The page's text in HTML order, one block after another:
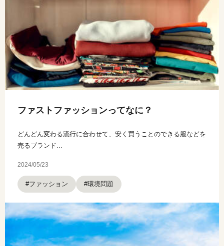
ファストファッションってなに？
どんどん変わる流行に合わせて、安く買うことのできる服などを
売るブランド...
2024/05/23
#ファッション #環境問題